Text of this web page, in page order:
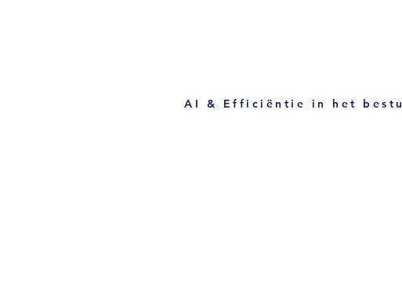
AI & Efficiëntie in het